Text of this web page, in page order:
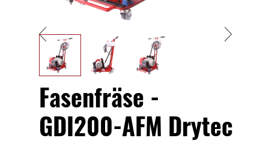
Fasenfräse -
GDI200-AFM Drytec